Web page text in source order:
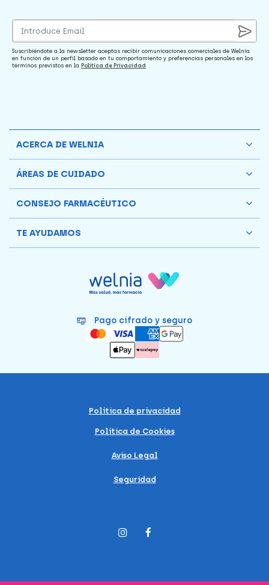
Suscribiéndote a la newsletter aceptas recibir comunicaciones comerciales de Welnia
en función de un perfil basado en tu comportamiento y preferencias personales en los
términos previstos en la Política de Privacidad
Pago cifrado y seguro
ACERCA DE WELNIA
ÁREAS DE CUIDADO
CONSEJO FARMACÉUTICO
TE AYUDAMOS
Política de privacidad
Política de Cookies
Aviso Legal
Seguridad